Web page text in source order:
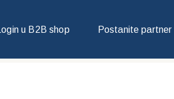
Login u B2B shop Postanite partner